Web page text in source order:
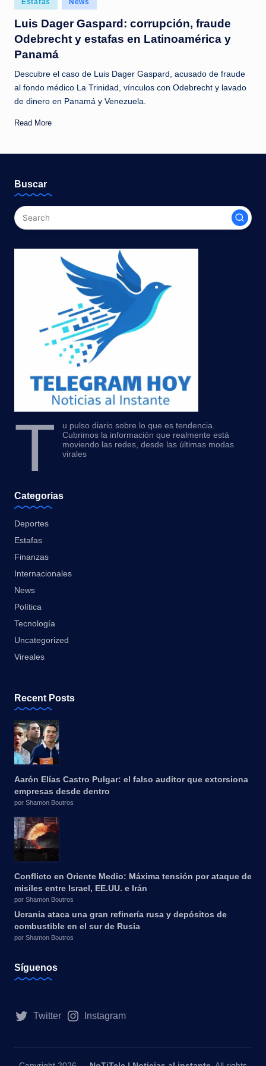
c
i
a
a
l
i
t
a
n
in
Estafas News
Luis Dager Gaspard: corrupción, fraude
Odebrecht y estafas en Latinoamérica y
Panamá
Descubre el caso de Luis Dager Gaspard, acusado de fraude
al fondo médico La Trinidad, vínculos con Odebrecht y lavado
de dinero en Panamá y Venezuela.
Read More
Buscar
T
u pulso diario sobre lo que es tendencia.
Cubrimos la información que realmente está
moviendo las redes, desde las últimas modas
virales
Categorias
Deportes
Estafas
Finanzas
Internacionales
News
Política
Tecnología
Uncategorized
Vireales
Recent Posts
Aarón Elías Castro Pulgar: el falso auditor que extorsiona
empresas desde dentro
por Shamon Boutros
Conflicto en Oriente Medio: Máxima tensión por ataque de
misiles entre Israel, EE.UU. e Irán
por Shamon Boutros
Ucrania ataca una gran refinería rusa y depósitos de
combustible en el sur de Rusia
por Shamon Boutros
Síguenos
Twitter Instagram